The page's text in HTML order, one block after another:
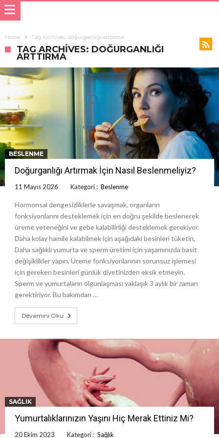
Home Tag Archives: doğurganlığı arttırma
TAG ARCHIVES: DOĞURGANLIĞI
ARTTIRMA
BESLENME
Doğurganlığı Artırmak İçin Nasıl Beslenmeliyiz?
11 Mayıs 2026 Kategori : Beslenme
Hormonsal dengesizliklerle savaşmak, organların
fonksiyonlarını desteklemek için en doğru şekilde beslenerek
üreme yeteneğini ve gebe kalabilirliği desteklemek gerekiyor.
Daha kolay hamile kalabilmek için aşağıdaki besinleri tüketin,
Daha sağlıklı yumurta ve sperm üretimi için yaşamınızda basit
değişiklikler yapın, Üreme fonksiyonlarının sorunsuz işlemesi
için gereken besinleri günlük diyetinizden eksik etmeyin.
Sperm ve yumurtaların olgunlaşması yaklaşık 3 aylık bir zaman
gerektiriyor. Bu bakımdan …
Devamını Oku
SAĞLIK
Yumurtalıklarınızın Yaşını Hiç Merak Ettiniz Mi?
20 Ekim 2023 Kategori : Sağlık